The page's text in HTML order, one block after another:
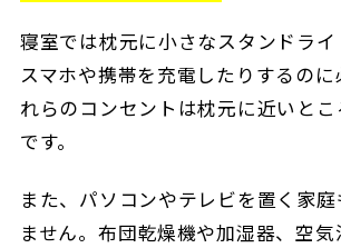
寝室では枕元に小さなスタンドライ
スマホや携帯を充電したりするのに
れらのコンセントは枕元に近いと
です。
また、パソコンやテレビを置く家
ません。布団乾燥機や加湿器、空